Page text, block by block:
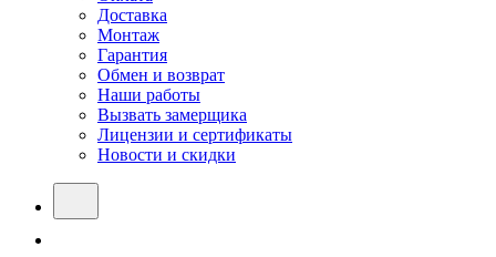
Доставка
Монтаж
Гарантия
Обмен и возврат
Наши работы
Вызвать замерщика
Лицензии и сертификаты
Новости и скидки